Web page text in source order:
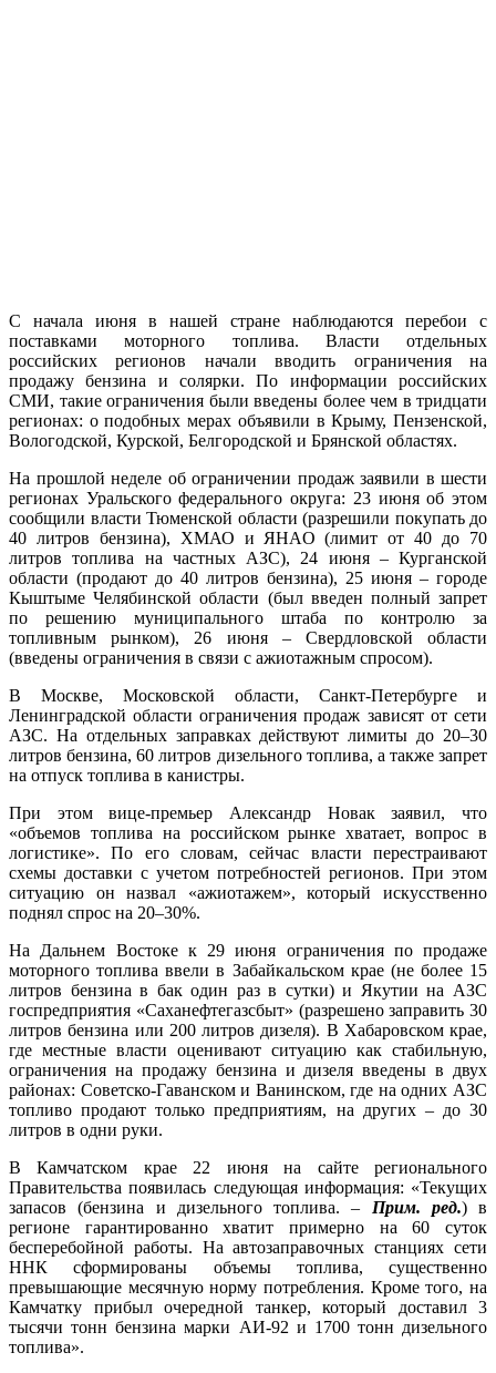
С начала июня в нашей стране наблюдаются перебои с
поставками моторного топлива. Власти отдельных
российских регионов начали вводить ограничения на
продажу бензина и солярки. По информации российских
СМИ, такие ограничения были введены более чем в тридцати
регионах: о подобных мерах объявили в Крыму, Пензенской,
Вологодской, Курской, Белгородской и Брянской областях.
На прошлой неделе об ограничении продаж заявили в шести
регионах Уральского федерального округа: 23 июня об этом
сообщили власти Тюменской области (разрешили покупать до
40 литров бензина), ХМАО и ЯНАО (лимит от 40 до 70
литров топлива на частных АЗС), 24 июня – Курганской
области (продают до 40 литров бензина), 25 июня – городе
Кыштыме Челябинской области (был введен полный запрет
по решению муниципального штаба по контролю за
топливным рынком), 26 июня – Свердловской области
(введены ограничения в связи с ажиотажным спросом).
В Москве, Московской области, Санкт-Петербурге и
Ленинградской области ограничения продаж зависят от сети
АЗС. На отдельных заправках действуют лимиты до 20–30
литров бензина, 60 литров дизельного топлива, а также запрет
на отпуск топлива в канистры.
При этом вице-премьер Александр Новак заявил, что
«объемов топлива на российском рынке хватает, вопрос в
логистике». По его словам, сейчас власти перестраивают
схемы доставки с учетом потребностей регионов. При этом
ситуацию он назвал «ажиотажем», который искусственно
поднял спрос на 20–30%.
На Дальнем Востоке к 29 июня ограничения по продаже
моторного топлива ввели в Забайкальском крае (не более 15
литров бензина в бак один раз в сутки) и Якутии на АЗС
госпредприятия «Саханефтегазсбыт» (разрешено заправить 30
литров бензина или 200 литров дизеля). В Хабаровском крае,
где местные власти оценивают ситуацию как стабильную,
ограничения на продажу бензина и дизеля введены в двух
районах: Советско-Гаванском и Ванинском, где на одних АЗС
топливо продают только предприятиям, на других – до 30
литров в одни руки.
В Камчатском крае 22 июня на сайте регионального
Правительства появилась следующая информация: «Текущих
запасов (бензина и дизельного топлива. – Прим. ред.) в
регионе гарантированно хватит примерно на 60 суток
бесперебойной работы. На автозаправочных станциях сети
ННК сформированы объемы топлива, существенно
превышающие месячную норму потребления. Кроме того, на
Камчатку прибыл очередной танкер, который доставил 3
тысячи тонн бензина марки АИ-92 и 1700 тонн дизельного
топлива».